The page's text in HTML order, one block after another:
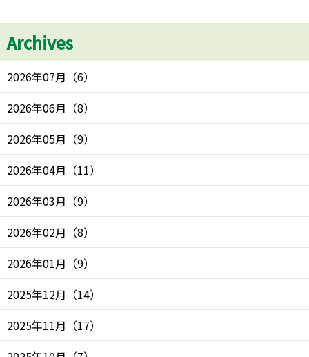
Archives
2026年07月 （6）
2026年06月 （8）
2026年05月 （9）
2026年04月 （11）
2026年03月 （9）
2026年02月 （8）
2026年01月 （9）
2025年12月 （14）
2025年11月 （17）